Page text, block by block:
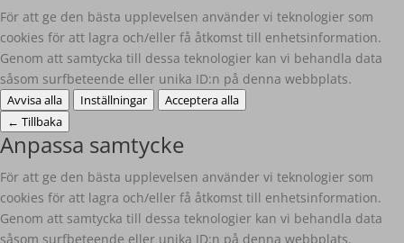
För att ge den bästa upplevelsen använder vi teknologier som
cookies för att lagra och/eller få åtkomst till enhetsinformation.
Genom att samtycka till dessa teknologier kan vi behandla data
såsom surfbeteende eller unika ID:n på denna webbplats.
Avvisa alla Inställningar
Acceptera alla
← Tillbaka
Anpassa samtycke
För att ge den bästa upplevelsen använder vi teknologier som
cookies för att lagra och/eller få åtkomst till enhetsinformation.
Genom att samtycka till dessa teknologier kan vi behandla data
såsom surfbeteende eller unika ID:n på denna webbplats.